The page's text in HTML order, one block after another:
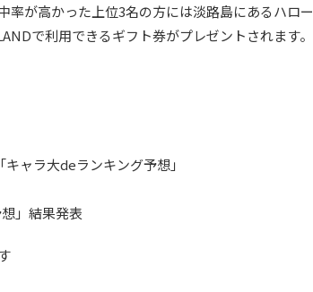
率が高かった上位3名の方には淡路島にあるハロー
で利用できるギフト券がプレゼントされます。
ャラ大deランキング予想」
」結果発表